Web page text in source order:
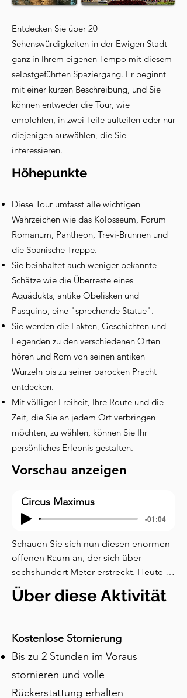
Entdecken Sie über 20
Sehenswürdigkeiten in der Ewigen Stadt
ganz in Ihrem eigenen Tempo mit diesem
selbstgeführten Spaziergang. Er beginnt
mit einer kurzen Beschreibung, und Sie
können entweder die Tour, wie
empfohlen, in zwei Teile aufteilen oder nur
diejenigen auswählen, die Sie
interessieren.
Höhepunkte
Diese Tour umfasst alle wichtigen
Wahrzeichen wie das Kolosseum, Forum
Romanum, Pantheon, Trevi-Brunnen und
die Spanische Treppe.
Sie beinhaltet auch weniger bekannte
Schätze wie die Überreste eines
Aquädukts, antike Obelisken und
Pasquino, eine "sprechende Statue".
Sie werden die Fakten, Geschichten und
Legenden zu den verschiedenen Orten
hören und Rom von seinen antiken
Wurzeln bis zu seiner barocken Pracht
entdecken.
Mit völliger Freiheit, Ihre Route und die
Zeit, die Sie an jedem Ort verbringen
möchten, zu wählen, können Sie Ihr
persönliches Erlebnis gestalten.
Vorschau anzeigen
Circus Maximus
-01:04
Schauen Sie sich nun diesen enormen
offenen Raum an, der sich über
sechshundert Meter erstreckt. Heute
mag es nur wie ein grasbewachsenes
Feld aussehen, aber dies ist der
seinem Höhepunkt konnte er über
hundertfünfzigtausend Zuschauer
fassen, möglicherweise sogar noch
Über diese Aktivität
Kostenlose Stornierung
Bis zu 2 Stunden im Voraus
stornieren und volle
Rückerstattung erhalten